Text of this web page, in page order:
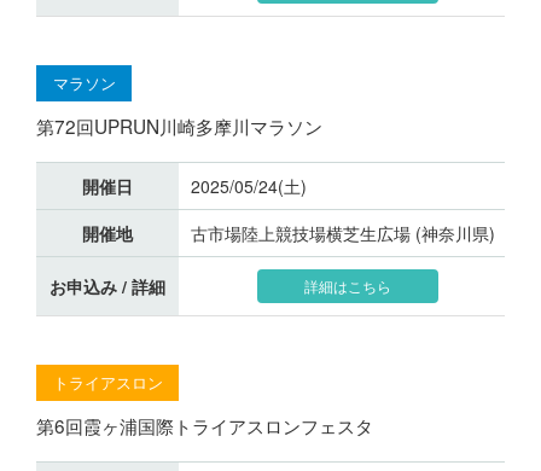
マラソン
第72回UPRUN川崎多摩川マラソン
開催日
2025/05/24(土)
開催地
古市場陸上競技場横芝生広場 (神奈川県)
お申込み / 詳細 詳細はこちら
トライアスロン
第6回霞ヶ浦国際トライアスロンフェスタ